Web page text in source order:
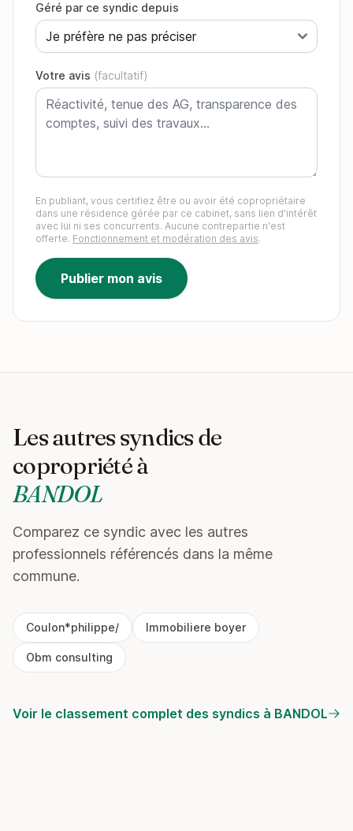
Géré par ce syndic depuis
Votre avis (facultatif)
En publiant, vous certifiez être ou avoir été copropriétaire
dans une résidence gérée par ce cabinet, sans lien d'intérêt
avec lui ni ses concurrents. Aucune contrepartie n'est
offerte. Fonctionnement et modération des avis.
Publier mon avis
Les autres syndics de
copropriété à
BANDOL
Comparez ce syndic avec les autres
professionnels référencés dans la même
commune.
Coulon*philippe/ Immobiliere boyer
Obm consulting
Voir le classement complet des syndics à BANDOL